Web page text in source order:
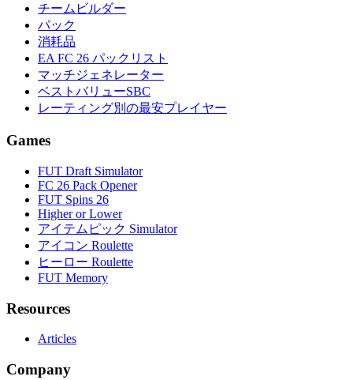
チームビルダー
パック
消耗品
EA FC 26 パックリスト
マッチジェネレーター
ベストバリューSBC
レーティング別の最安プレイヤー
Games
FUT Draft Simulator
FC 26 Pack Opener
FUT Spins 26
Higher or Lower
アイテムピック Simulator
アイコン Roulette
ヒーロー Roulette
FUT Memory
Resources
Articles
Company